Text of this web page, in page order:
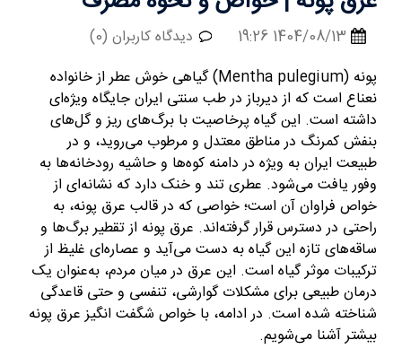
1404/08/13 19:26
دیدگاه کاربران (0)
پونه (Mentha pulegium) گیاهی خوش عطر از خانواده
نعناع است که از دیرباز در طب سنتی ایران جایگاه ویژه‌ای
داشته است. این گیاه پرخاصیت با برگ‌های ریز و گل‌های
بنفش کمرنگ در مناطق معتدل و مرطوب می‌روید، و در
طبیعت ایران به ویژه در دامنه‌ کوه‌ها و حاشیه‌ رودخانه‌ها به
وفور یافت می‌شود. عطری تند و خنک دارد که نشانه‌ای از
خواص فراوان آن است؛ خواصی که در قالب عرق پونه، به
راحتی در دسترس قرار گرفته‌اند. عرق پونه از تقطیر برگ‌ها و
ساقه‌های تازه‌ این گیاه به دست می‌آید و عصاره‌‌ای غلیظ از
ترکیبات موثر گیاه است. این عرق در میان مردم، به‌عنوان یک
درمان طبیعی برای مشکلات گوارشی، تنفسی و حتی قاعدگی
شناخته شده است. در ادامه، با خواص شگفت انگیز عرق پونه
بیشتر آشنا می‌شویم.